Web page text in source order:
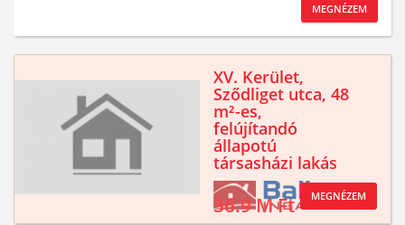
MEGNÉZEM
XV. Kerület,
Sződliget utca, 48
m²-es,
felújítandó
állapotú
társasházi lakás
36.9 M Ft MEGNÉZEM